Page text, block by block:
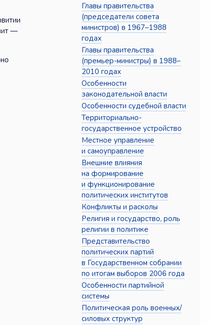
—
Главы правительства
(председатели совета
министров) в 1967–1988
годах
Главы правительства
(премьер-министры) в 1988–
2010 годах
Особенности
законодательной власти
Особенности судебной власти
Территориально-
государственное устройство
Местное управление
и самоуправление
Внешние влияния
на формирование
и функционирование
политических институтов
Конфликты и расколы
Религия и государство, роль
религии в политике
Представительство
политических партий
в Государственном собрании
по итогам выборов 2006 года
Особенности партийной
системы
Политическая роль военных/
силовых структур